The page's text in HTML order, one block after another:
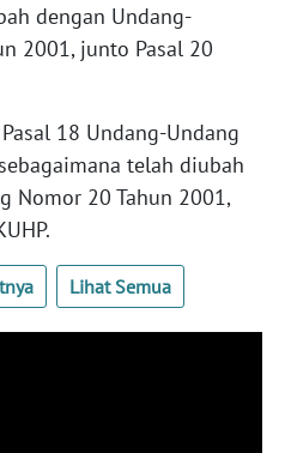
dengan Undang-
2001, junto Pasal 20
18 Undang-Undang
telah diubah
Nomor 20 Tahun 2001,
Lihat Semua